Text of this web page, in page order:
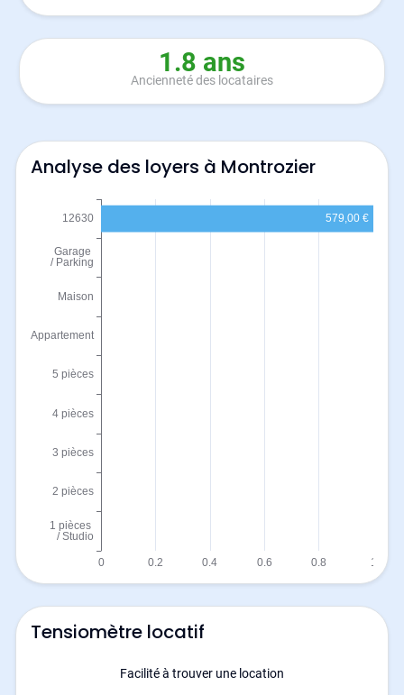
1.8 ans
Ancienneté des locataires
Analyse des loyers à Montrozier
Tensiomètre locatif
Facilité à trouver une location